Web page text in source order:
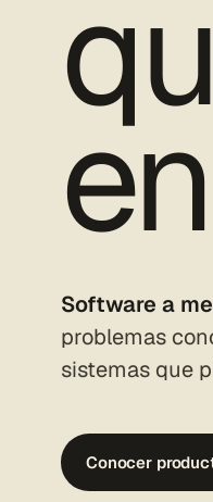
en
Software a
problemas
sistemas que
Conocer